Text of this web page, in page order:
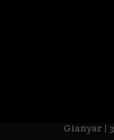
Gianyar |